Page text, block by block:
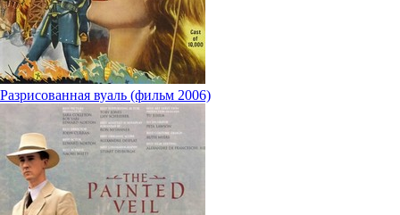
Разрисованная вуаль (фильм 2006)